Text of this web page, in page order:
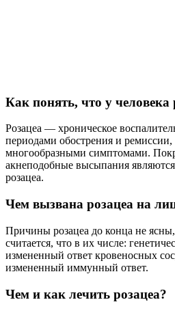
Как понять, что у человека
Розацеа — хроническое
периодами обострения и ремиссии,
многообразными симптомами.
акнеподобные высыпания
розацеа.
Чем вызвана розацеа на
Причины розацеа до конца не
считается, что в их числе:
измененный ответ кровеносных
измененный иммунный ответ.
Чем и как лечить розацеа?